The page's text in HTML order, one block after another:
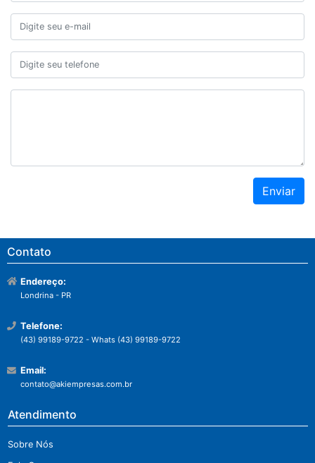
Contato
Endereço:
Londrina - PR
Telefone:
(43) 99189-9722 - Whats (43) 99189-9722
Email:
contato@akiempresas.com.br
Atendimento
Sobre Nós